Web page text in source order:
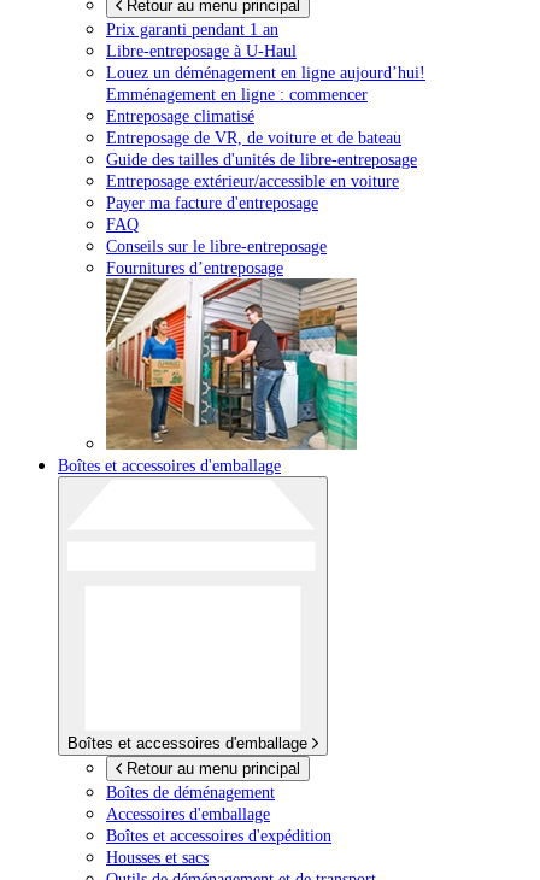
Retour au menu principal
Prix garanti pendant 1 an
Libre-entreposage à U-Haul
Louez un déménagement en ligne aujourd’hui!
Emménagement en ligne : commencer
Entreposage climatisé
Entreposage de VR, de voiture et de bateau
Guide des tailles d'unités de libre-entreposage
Entreposage extérieur/accessible en voiture
Payer ma facture d'entreposage
FAQ
Conseils sur le libre-entreposage
Fournitures d’entreposage
Boîtes et accessoires d'emballage
Boîtes et accessoires d'emballage
Retour au menu principal
Boîtes de déménagement
Accessoires d'emballage
Boîtes et accessoires d'expédition
Housses et sacs